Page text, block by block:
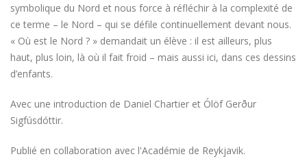
symbolique du Nord et nous force à réfléchir à la complexité de
ce terme – le Nord – qui se défile continuellement devant nous.
« Où est le Nord ? » demandait un élève : il est ailleurs, plus
haut, plus loin, là où il fait froid – mais aussi ici, dans ces dessins
d’enfants.
Avec une introduction de Daniel Chartier et Ólöf Gerður
Sigfúsdóttir.
Publié en collaboration avec l'Académie de Reykjavik.